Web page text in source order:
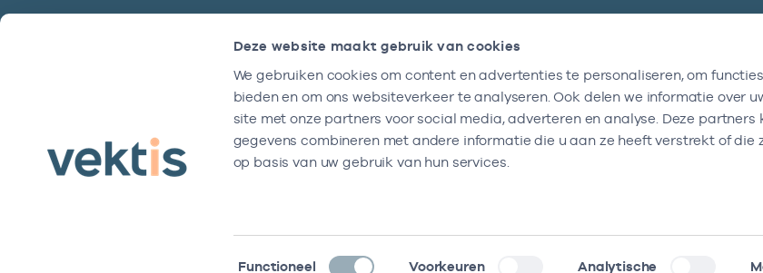
Deze website maakt gebruik van cookies
We gebruiken cookies om content en advertenties te personaliseren, om
bieden en om ons websiteverkeer te analyseren. Ook delen we informatie over
site met onze partners voor social media, adverteren en analyse. Deze partners
gegevens combineren met andere informatie die u aan ze heeft verstrekt of die
op basis van uw gebruik van hun services.
Toestemmingsselectie
Functioneel Voorkeuren Analytische
We zijn doordeweeks bereikbaar tussen
Nieuwsbrief
Altijd op de hoogte blijven van al onze
nieuwtjes? Schrijf je nu in.
Algemene voorwaarden Privacy- en cookieverklaring Kwetsbaarheid melden